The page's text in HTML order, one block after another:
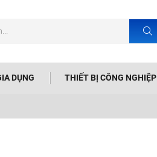
DỤNG THIẾT BỊ CÔNG NGHIỆP